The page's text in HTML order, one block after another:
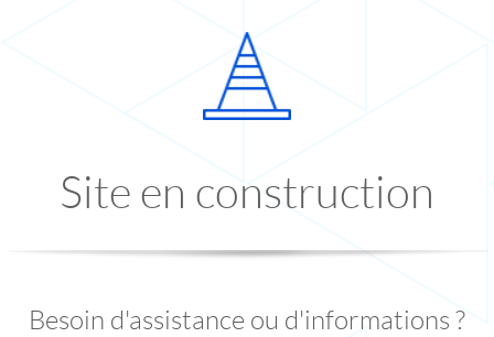
Site en construction
Besoin d'assistance ou d'informations ?